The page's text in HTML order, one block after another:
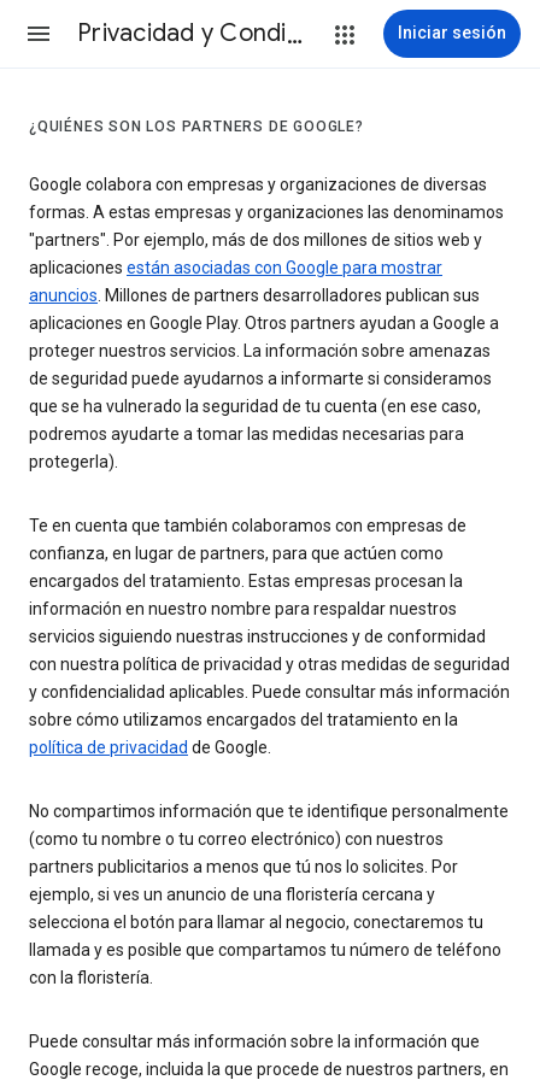
Privacidad y Condiciones Iniciar sesión
¿QUIÉNES SON LOS PARTNERS DE GOOGLE?
Google colabora con empresas y organizaciones de diversas
formas. A estas empresas y organizaciones las denominamos
"partners". Por ejemplo, más de dos millones de sitios web y
aplicaciones están asociadas con Google para mostrar
anuncios. Millones de partners desarrolladores publican sus
aplicaciones en Google Play. Otros partners ayudan a Google a
proteger nuestros servicios. La información sobre amenazas
de seguridad puede ayudarnos a informarte si consideramos
que se ha vulnerado la seguridad de tu cuenta (en ese caso,
podremos ayudarte a tomar las medidas necesarias para
protegerla).
Te en cuenta que también colaboramos con empresas de
confianza, en lugar de partners, para que actúen como
encargados del tratamiento. Estas empresas procesan la
información en nuestro nombre para respaldar nuestros
servicios siguiendo nuestras instrucciones y de conformidad
con nuestra política de privacidad y otras medidas de seguridad
y confidencialidad aplicables. Puede consultar más información
sobre cómo utilizamos encargados del tratamiento en la
política de privacidad de Google.
No compartimos información que te identifique personalmente
(como tu nombre o tu correo electrónico) con nuestros
partners publicitarios a menos que tú nos lo solicites. Por
ejemplo, si ves un anuncio de una floristería cercana y
selecciona el botón para llamar al negocio, conectaremos tu
llamada y es posible que compartamos tu número de teléfono
con la floristería.
Puede consultar más información sobre la información que
Google recoge, incluida la que procede de nuestros partners, en